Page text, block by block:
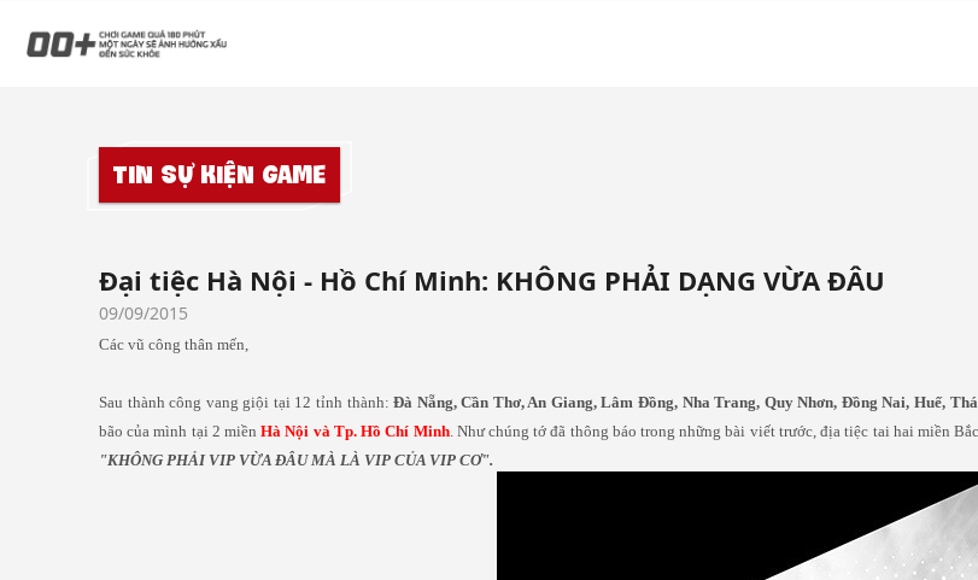
Tin sự kiện game
Đại tiệc Hà Nội - Hồ Chí Minh: KHÔNG PHẢI DẠNG VỪA ĐÂU
09/09/2015
Các vũ công thân mến,
Sau thành công vang giội tại 12 tỉnh thành:Đà Nẵng, Cần Thơ, An Giang, Lâm Đồng, Nha Trang, Quy Nhơn, Đồng Nai, Huế,
bão của mình tại 2 miềnHà Nội và Tp. Hồ Chí Minh. Như chúng tớ đã thông báo trong những bài viết trước, địa tiệc tai hai miền
"KHÔNG PHẢI VIP VỪA ĐÂU MÀ LÀ VIP CỦA VIP CƠ".